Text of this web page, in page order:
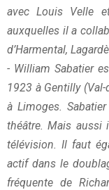
avec Louis Velle
auxquelles il a
d’Harmental,
- William Sabatier
1923 à Gentilly
à Limoges.
théâtre. Mais aussi
télévision. Il faut
actif dans le
fréquente de